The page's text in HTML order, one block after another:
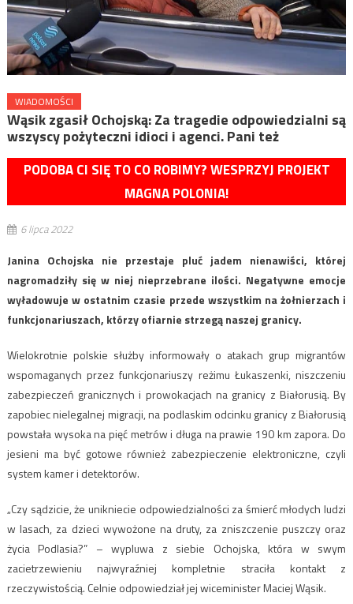
WIADOMOŚCI
Wąsik zgasił Ochojską: Za tragedie odpowiedzialni są
wszyscy pożyteczni idioci i agenci. Pani też
PODOBA CI SIĘ TO CO ROBIMY? WESPRZYJ PROJEKT
MAGNA POLONIA!
6 lipca 2022
Janina Ochojska nie przestaje pluć jadem nienawiści, której
nagromadziły się w niej nieprzebrane ilości. Negatywne emocje
wyładowuje w ostatnim czasie przede wszystkim na żołnierzach i
funkcjonariuszach, którzy ofiarnie strzegą naszej granicy.
Wielokrotnie polskie służby informowały o atakach grup migrantów
wspomaganych przez funkcjonariuszy reżimu Łukaszenki, niszczeniu
zabezpieczeń granicznych i prowokacjach na granicy z Białorusią. By
zapobiec nielegalnej migracji, na podlaskim odcinku granicy z Białorusią
powstała wysoka na pięć metrów i długa na prawie 190 km zapora. Do
jesieni ma być gotowe również zabezpieczenie elektroniczne, czyli
system kamer i detektorów.
„Czy sądzicie, że unikniecie odpowiedzialności za śmierć młodych ludzi
w lasach, za dzieci wywożone na druty, za zniszczenie puszczy oraz
życia Podlasia?” – wypluwa z siebie Ochojska, która w swym
zacietrzewieniu najwyraźniej kompletnie straciła kontakt z
rzeczywistością. Celnie odpowiedział jej wiceminister Maciej Wąsik.